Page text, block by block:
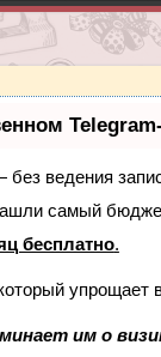
без ведения
самый
бесплатно.
упрощает
им о